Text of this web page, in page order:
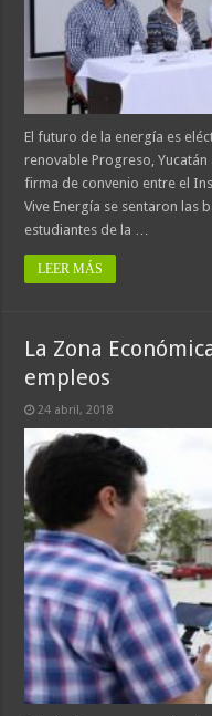
El futuro de la energía es
renovable Progreso,
firma de convenio entre el
Vive Energía se sentaron las
estudiantes de la …
LEER MÁS
La Zona
empleos
24 abril, 2018